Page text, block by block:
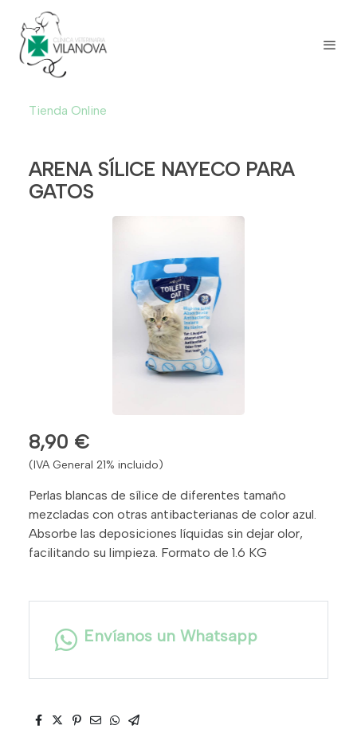
Tienda Online
ARENA SÍLICE NAYECO PARA
GATOS
8,90 €
(IVA General 21% incluido)
Perlas blancas de sílice de diferentes tamaño
mezcladas con otras antibacterianas de color azul.
Absorbe las deposiciones líquidas sin dejar olor,
facilitando su limpieza. Formato de 1.6 KG
Envíanos un Whatsapp